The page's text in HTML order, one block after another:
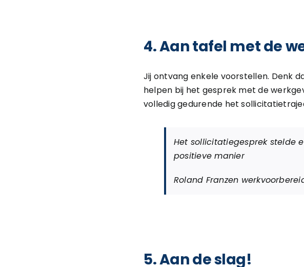
4. Aan tafel met de
Jij ontvang enkele voorstellen. Denk
helpen bij het gesprek met de
volledig gedurende het
Het sollicitatiegesprek stelde
positieve manier
Roland Franzen
5. Aan de slag!